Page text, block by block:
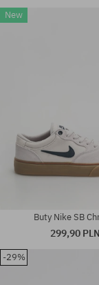
New
Buty Nike SB
299,90 PLN
-29%